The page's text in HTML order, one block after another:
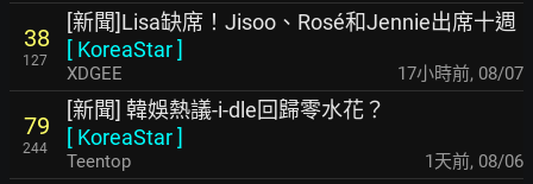
38
127
[新聞]Lisa缺席！Jisoo、Rosé和Jennie出席十週
[ KoreaStar]
XDGEE 17小時前, 08/07
79
244
[新聞] 韓娛熱議-i-dle回歸零水花？
[ KoreaStar]
Teentop 1天前, 08/06